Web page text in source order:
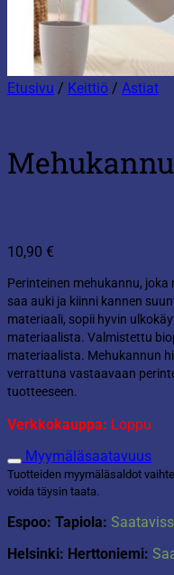
Etusivu / Keittiö / Astiat
10,90 €
Perinteinen mehukannu,
saa auki ja kiinni kannen
materiaali, sopii hyvin
materiaalista. Valmistettu
materiaalista. Mehukannun
verrattuna vastaavaan
tuotteeseen.
Verkkokauppa: Loppu
Myymäläsaatavuus
Tuotteiden myymäläsaldot
voida täysin taata.
Espoo: Tapiola:
Helsinki: Herttoniemi: